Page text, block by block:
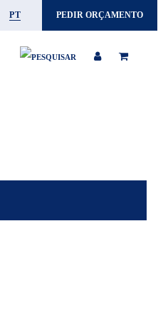
PT PEDIR ORÇAMENTO